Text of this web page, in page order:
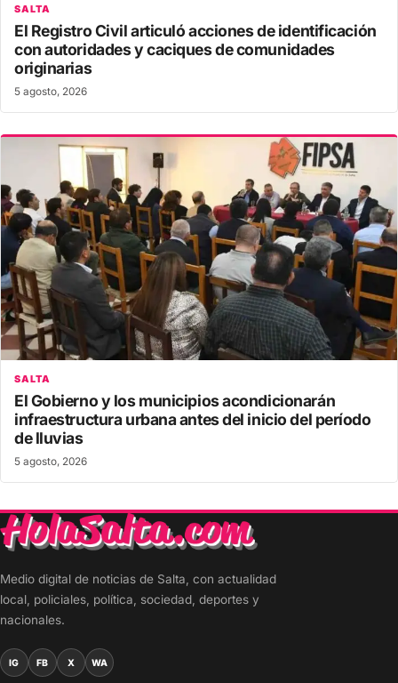
SALTA
El Registro Civil articuló acciones de identificación
con autoridades y caciques de comunidades
originarias
5 agosto, 2026
SALTA
El Gobierno y los municipios acondicionarán
infraestructura urbana antes del inicio del período
de lluvias
5 agosto, 2026
Medio digital de noticias de Salta, con actualidad
local, policiales, política, sociedad, deportes y
nacionales.
IG FB X WA